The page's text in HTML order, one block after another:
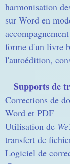
harmonisation
sur Word en
forme d'un livre
l'autoédition,
Supports de
Corrections de
Word et PDF
Utilisation de
transfert de
Logiciel de